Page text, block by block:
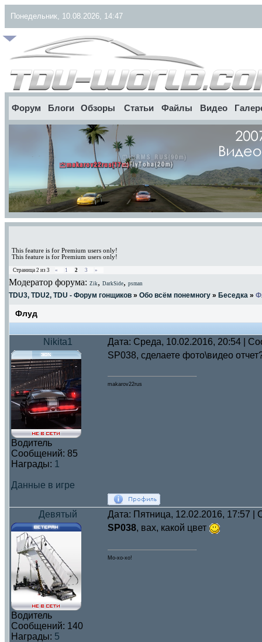
Понедельник, 10.08.2026, 14:47
Форум Блоги Обзоры Статьи Файлы Видео
This feature is for Premium users only!
This feature is for Premium users only!
Страница 2 из 3 « 1 2 3 »
Модератор форума: Zik, DarkSide, psman
TDU3, TDU2, TDU - Форум гонщиков » Обо всём понемногу » Беседка »
Флуд
Nikita1 Дата: Среда, 10.02.2016, 20:54 |
Водитель
Сообщений: 85
Награды: 1
Данные в игре
SP038, сделаете фото\видео
makarov22rus
Девятый Дата: Пятница, 12.02.2016, 17:57
Водитель
Сообщений: 140
Награды: 5
SP038, вах, какой цвет
Мо-хо-хо!